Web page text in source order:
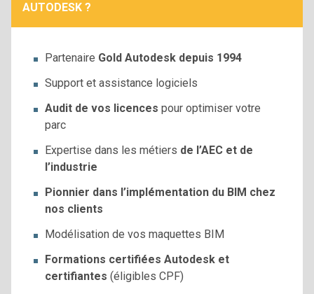
AUTODESK ?
Partenaire Gold Autodesk depuis 1994
Support et assistance logiciels
Audit de vos licences pour optimiser votre
parc
Expertise dans les métiers de l’AEC et de
l’industrie
Pionnier dans l’implémentation du BIM chez
nos clients
Modélisation de vos maquettes BIM
Formations certifiées Autodesk et
certifiantes (éligibles CPF)